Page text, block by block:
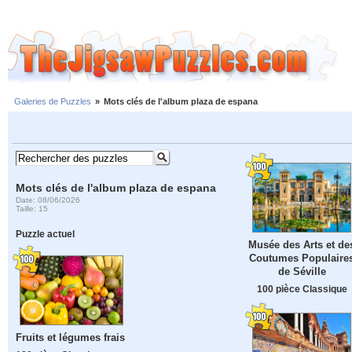
Galeries de Puzzles » Mots clés de l'album plaza de espana
Mots clés de l'album plaza de espana
Date: 08/06/2026
Taille: 15
Puzzle actuel
Fruits et légumes frais
Musée des Arts et
Coutumes
de Séville
100 pièce Classique